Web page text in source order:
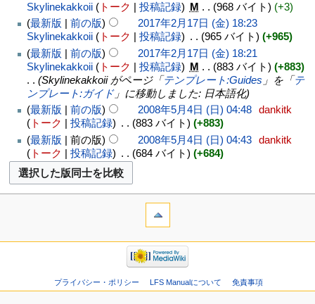
Skylinekakkoii トーク 投稿記録 M 968 バイト
+3
最新版
前の版
2017年2月17日 (金) 18:23
Skylinekakkoii トーク 投稿記録 965 バイト
+965
最新版
前の版
2017年2月17日 (金) 18:21
Skylinekakkoii トーク 投稿記録 M 883 バイト
+883
Skylinekakkoii がページ「テンプレート:Guides 」を「テ
ンプレート:ガイド」に移動しました: 日本語化
最新版
前の版 2008年5月4日 (日) 04:48‎ dankitk
トーク
投稿記録 883 バイト
+883
最新版
前の版 2008年5月4日 (日) 04:43‎ dankitk
トーク
投稿記録 684 バイト +684
プライバシー・ポリシー LFS Manualについて 免責事項